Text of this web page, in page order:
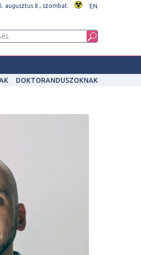
augusztus 8., szombat EN
DOKTORANDUSZOKNAK